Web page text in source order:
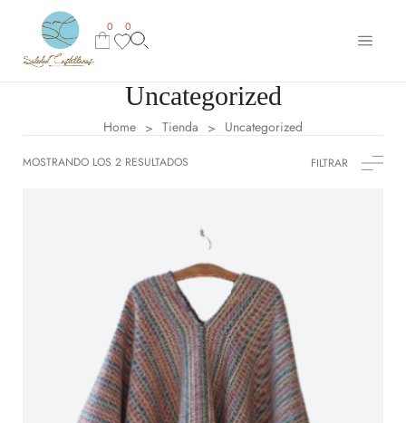
0 0
Uncategorized
Home > Tienda > Uncategorized
MOSTRANDO LOS 2 RESULTADOS FILTRAR